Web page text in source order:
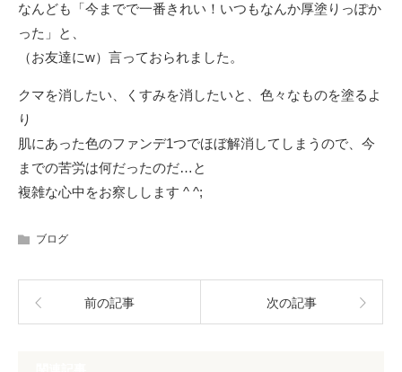
なんども「今までで一番きれい！いつもなんか厚塗りっぽか
った」と、
（お友達にw）言っておられました。
クマを消したい、くすみを消したいと、色々なものを塗るよ
り
肌にあった色のファンデ1つでほぼ解消してしまうので、今
までの苦労は何だったのだ…と
複雑な心中をお察しします ^ ^;
ブログ
前の記事 次の記事